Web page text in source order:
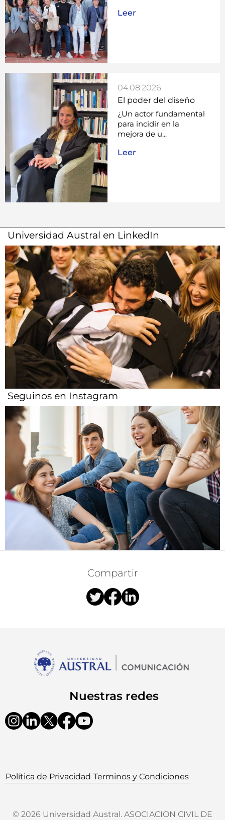
Leer
04.08.2026
El poder del diseño
¿Un actor fundamental
para incidir en la
mejora de u...
Leer
Universidad Austral en LinkedIn
Seguinos en Instagram
Compartir
Nuestras redes
Política de Privacidad Terminos y Condiciones
© 2026 Universidad Austral. ASOCIACION CIVIL DE